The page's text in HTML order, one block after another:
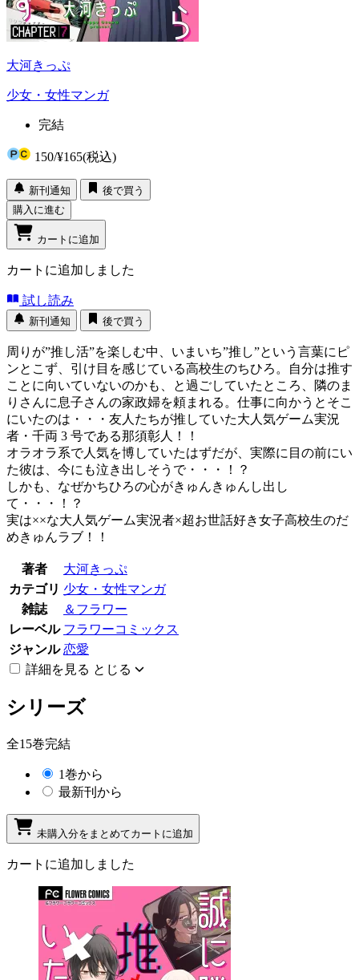
大河きっぷ
少女・女性マンガ
完結
150/¥165(税込)
新刊通知
後で買う
購入に進む
カートに追加
カートに追加しました
試し読み
新刊通知 後で買う
周りが”推し活”を楽しむ中、いまいち”推し”という言葉にピ
ンとこず、引け目を感じている高校生のちひろ。自分は推す
ことに向いていないのかも、と過ごしていたところ、隣のま
りさんに息子さんの家政婦を頼まれる。仕事に向かうとそこ
にいたのは・・・友人たちが推していた大人気ゲーム実況
者・千両 3 号である那須彰人！！
オラオラ系で人気を博していたはずだが、実際に目の前にい
た彼は、今にも泣き出しそうで・・・！？
しかも、なぜかちひろの心がきゅんきゅんし出し
て・・・！？
実は××な大人気ゲーム実況者×超お世話好き女子高校生のだ
めきゅんラブ！！
著者
大河きっぷ
カテゴリ 少女・女性マンガ
雑誌
＆フラワー
レーベル フラワーコミックス
ジャンル 恋愛
詳細を見る とじる
シリーズ
全15巻完結
1巻から
最新刊から
未購入分をまとめてカートに追加
カートに追加しました